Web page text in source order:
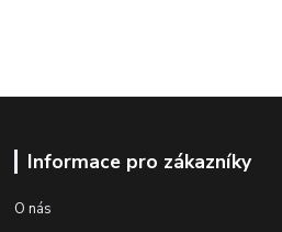
Informace pro zákazníky
O nás